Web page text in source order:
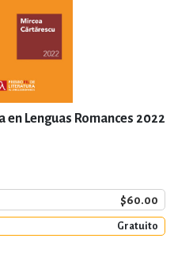
en Lenguas Romances 2022
$60.00
Gratuito